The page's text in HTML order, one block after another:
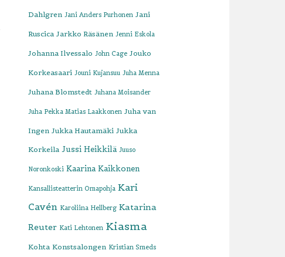
Dahlgren Jani Anders Purhonen Jani
Ruscica Jarkko Räsänen Jenni Eskola
Johanna Ilvessalo John Cage Jouko
Korkeasaari Jouni Kujansuu Juha Menna
Juhana Blomstedt Juhana Moisander
Juha Pekka Matias Laakkonen Juha van
Ingen Jukka Hautamäki Jukka
Korkeila Jussi Heikkilä Juuso
Noronkoski Kaarina Kaikkonen
Kansallisteatterin Omapohja Kari
Cavén Karoliina Hellberg Katarina
Reuter Kati Lehtonen Kiasma
Kohta Konstsalongen Kristian Smeds